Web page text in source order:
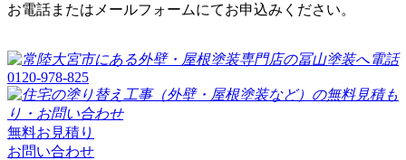
お電話またはメールフォームにてお申込みください。
0120-978-825
無料お見積り
お問い合わせ